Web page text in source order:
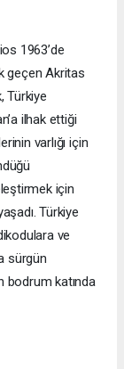
1963’de
geçen Akritas
Türkiye
ilhak ettiği
varlığı için
için
Türkiye
ve
sürgün
bodrum katında